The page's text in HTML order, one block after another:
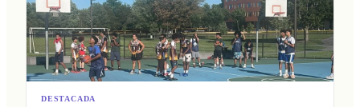
DESTACADA